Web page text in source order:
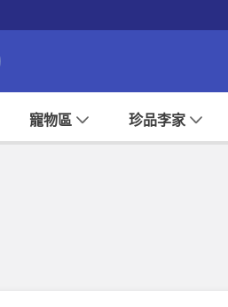
寵物區 珍品李家